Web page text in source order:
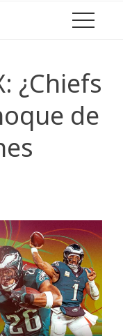
¿Chiefs
de